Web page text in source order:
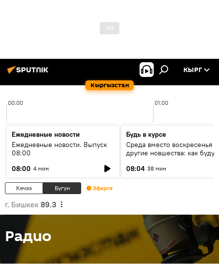
Кыргызстан
КЫРГ
00:00 01:00
Ежедневные новости
Ежедневные новости. Выпуск
08:00
08:00 4 мин
Будь в курсе
Среда вместо воскресенья и
другие новшества: как будут
08:04 38 мин
Кечээ Бүгүн Эфирге
г. Бишкек 89.3
Радио